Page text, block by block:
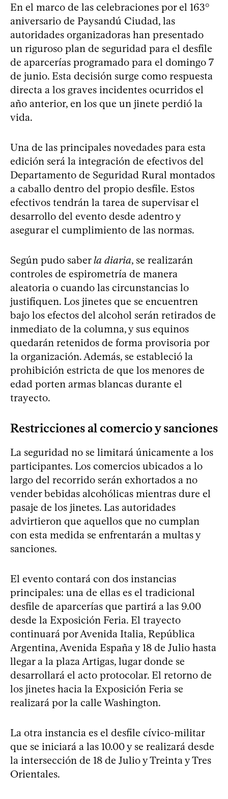
En el marco de las celebraciones por el 163°
aniversario de Paysandú Ciudad, las
autoridades organizadoras han presentado
un riguroso plan de seguridad para el desfile
de aparcerías programado para el domingo 7
de junio. Esta decisión surge como respuesta
directa a los graves incidentes ocurridos el
año anterior, en los que un jinete perdió la
vida.
Una de las principales novedades para esta
edición será la integración de efectivos del
Departamento de Seguridad Rural montados
a caballo dentro del propio desfile. Estos
efectivos tendrán la tarea de supervisar el
desarrollo del evento desde adentro y
asegurar el cumplimiento de las normas.
Según pudo saberla diaria, se realizarán
controles de espirometría de manera
aleatoria o cuando las circunstancias lo
justifiquen. Los jinetes que se encuentren
bajo los efectos del alcohol serán retirados de
inmediato de la columna, y sus equinos
quedarán retenidos de forma provisoria por
la organización. Además, se estableció la
prohibición estricta de que los menores de
edad porten armas blancas durante el
trayecto.
Restricciones al comercio y sanciones
La seguridad no se limitará únicamente a los
participantes. Los comercios ubicados a lo
largo del recorrido serán exhortados a no
vender bebidas alcohólicas mientras dure el
pasaje de los jinetes. Las autoridades
advirtieron que aquellos que no cumplan
con esta medida se enfrentarán a multas y
sanciones.
El evento contará con dos instancias
principales: una de ellas es el tradicional
desfile de aparcerías que partirá a las 9.00
desde la Exposición Feria. El trayecto
continuará por Avenida Italia, República
Argentina, Avenida España y 18 de Julio hasta
llegar a la plaza Artigas, lugar donde se
desarrollará el acto protocolar. El retorno de
los jinetes hacia la Exposición Feria se
realizará por la calle Washington.
La otra instancia es el desfile cívico-militar
que se iniciará a las 10.00 y se realizará desde
la intersección de 18 de Julio y Treinta y Tres
Orientales.